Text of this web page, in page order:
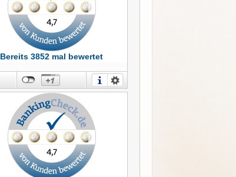
Bereits 3852 mal bewertet